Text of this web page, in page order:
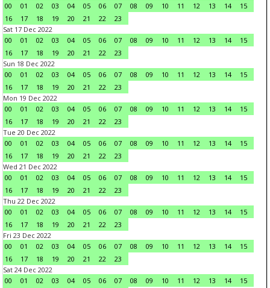
00
01 02 03 04 05 06 07 08 09 10 11 12 13 14
15
16
17 18 19 20 21 22
23
Sat 17 Dec 2022
00
01 02 03 04 05 06 07 08 09 10 11 12 13 14
15
16
17 18 19 20 21 22
23
Sun 18 Dec 2022
00
01 02 03 04 05 06 07 08 09 10 11 12 13 14
15
16
17 18 19 20 21 22
23
Mon 19 Dec 2022
00
01 02 03 04 05 06 07 08 09 10 11 12 13 14
15
16
17 18 19 20 21 22
23
Tue 20 Dec 2022
00
01 02 03 04 05 06 07 08 09 10 11 12 13 14
15
16
17 18 19 20 21 22
23
Wed 21 Dec 2022
00
01 02 03 04 05 06 07 08 09 10 11 12 13 14
15
16
17 18 19 20 21 22
23
Thu 22 Dec 2022
00
01 02 03 04 05 06 07 08 09 10 11 12 13 14
15
16
17 18 19 20 21 22
23
Fri 23 Dec 2022
00
01 02 03 04 05 06 07 08 09 10 11 12 13 14
15
16
17 18 19 20 21 22
23
Sat 24 Dec 2022
00
01 02 03 04 05 06 07 08 09 10 11 12 13 14
15